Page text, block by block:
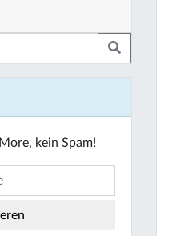
kein Spam!